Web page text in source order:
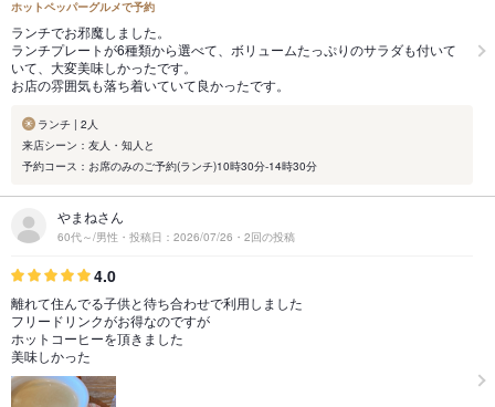
ホットペッパーグルメで予約
ランチでお邪魔しました。
ランチプレートが6種類から選べて、ボリュームたっぷりのサラダも付いて
いて、大変美味しかったです。
お店の雰囲気も落ち着いていて良かったです。
ランチ | 2人
来店シーン：友人・知人と
予約コース：お席のみのご予約(ランチ)10時30分-14時30分
やまねさん
60代～/男性・投稿日：2026/07/26・2回の投稿
4.0
離れて住んでる子供と待ち合わせで利用しました
フリードリンクがお得なのですが
ホットコーヒーを頂きました
美味しかった